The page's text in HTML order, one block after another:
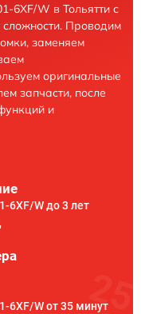
6XF/W в Тольятти с
Проводим
заменяем
оригинальные
запчасти, после
и
6XF/W до 3 лет
6XF/W от 35 минут